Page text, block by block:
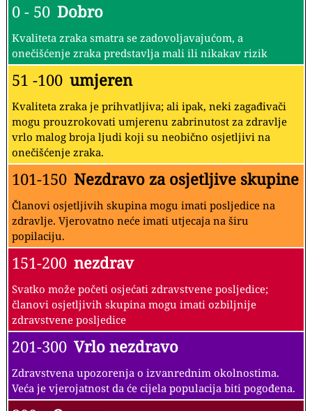
0 - 50 Dobro
Kvaliteta zraka smatra se zadovoljavajućom, a
onečišćenje zraka predstavlja mali ili nikakav rizik
51 -100 umjeren
Kvaliteta zraka je prihvatljiva; ali ipak, neki zagađivači
mogu prouzrokovati umjerenu zabrinutost za zdravlje
vrlo malog broja ljudi koji su neobično osjetljivi na
onečišćenje zraka.
101-150 Nezdravo za osjetljive skupine
Članovi osjetljivih skupina mogu imati posljedice na
zdravlje. Vjerovatno neće imati utjecaja na širu
popilaciju.
151-200 nezdrav
Svatko može početi osjećati zdravstvene posljedice;
članovi osjetljivih skupina mogu imati ozbiljnije
zdravstvene posljedice
201-300 Vrlo nezdravo
Zdravstvena upozorenja o izvanrednim okolnostima.
Veća je vjerojatnost da će cijela populacija biti pogođena.